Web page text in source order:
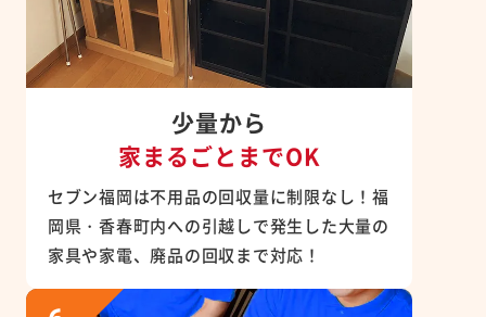
少量から
家まるごとまでOK
セブン福岡は不用品の回収量に制限なし！福
岡県・香春町内への引越しで発生した大量の
家具や家電、廃品の回収まで対応！